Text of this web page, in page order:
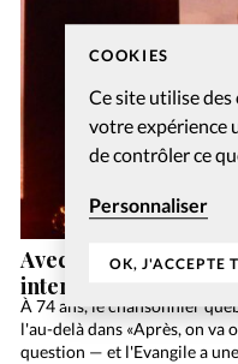
COOKIES
Ce site utilise
votre expérience
de contrôler ce
Personnaliser
OK, J'ACCEPTE
Avec «Après, on va
interroge l’au-delà
À 74 ans, le chansonnier
l'au-delà dans «Après, on va
question — et l'Evangile a